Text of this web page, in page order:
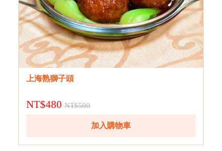
上海熟獅子頭
NT$480NT$500
加入購物車